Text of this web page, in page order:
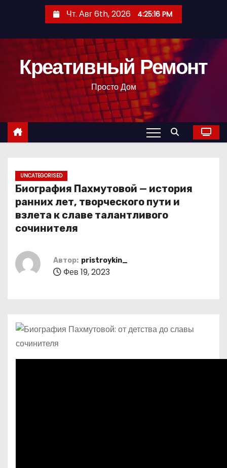
с
Чт. Авг 6th, 2026 4:25:17 PM
Креативный Ремонт
Просто Дом
UNCATEGORISED
Биография Пахмутовой — история
ранних лет, творческого пути и
взлета к славе талантливого
сочинителя
Автор: pristroykin_
Фев 19, 2023